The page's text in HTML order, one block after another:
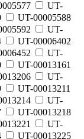
UT-
UT-00005588
UT-
UT-00006402
UT-
UT-00013161
UT-
UT-00013211
UT-
UT-00013218
UT-
UT-00013225